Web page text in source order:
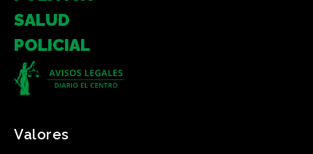
SALUD
POLICIAL
Valores